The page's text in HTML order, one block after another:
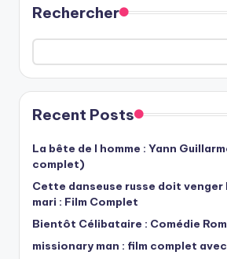
Rechercher
Recent Posts
La bête de l homme : Yann
complet)
Cette danseuse russe doit venger
mari : Film Complet
Bientôt Célibataire : Comédie
missionary man : film complet